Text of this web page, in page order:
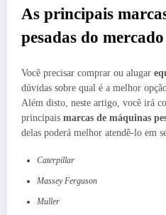
As principais
pesadas do mercado
Você precisar comprar ou alugar
dúvidas sobre qual é a melhor
Além disto, neste artigo, você irá
principais marcas de máquinas
delas poderá melhor atendê-lo em
Caterpillar
Massey Ferguson
Muller